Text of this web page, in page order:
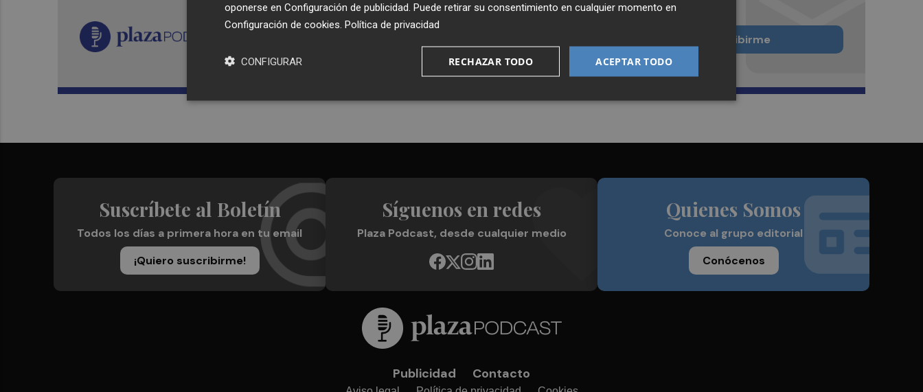
Recibe toda la actualidad de
Plaza Podcast en tu correo
Quiero suscribirme
Suscríbete al Boletín
Todos los días a primera hora en tu email
¡Quiero suscribirme!
Síguenos en redes
Plaza Podcast, desde cualquier medio
Quienes Somos
Conoce al grupo editorial
Conócenos
Publicidad Contacto
oponerse en Configuración de publicidad . Puede retirar su consentimiento en cualquier momento en
Configuración de cookies Política de privacidad
ACEPTAR TODO
RECHAZAR TODO
CONFIGURAR